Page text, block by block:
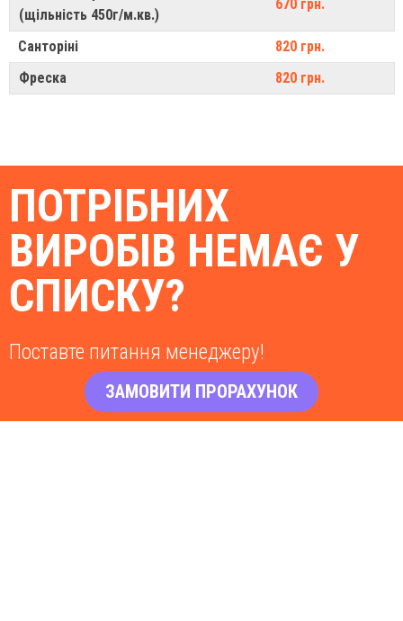
(щільність 450г/м.кв.)
670 грн.
Санторіні
820 грн.
Фреска
820 грн.
ПОТРІБНИХ
ВИРОБІВ НЕМАЄ У
СПИСКУ?
Поставте питання менеджеру!
ЗАМОВИТИ ПРОРАХУНОК